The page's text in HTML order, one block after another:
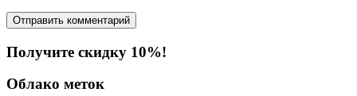
Получите скидку 10%!
Облако меток